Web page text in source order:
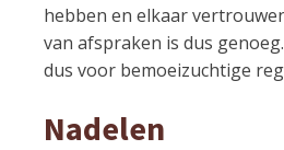
hebben en elkaar
van afspraken is dus
dus voor bemoeizuchtige
Nadelen